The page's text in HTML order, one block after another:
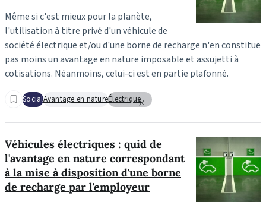
Même si c'est mieux pour la planète,
l'utilisation à titre privé d'un véhicule de
société électrique et/ou d'une borne de recharge n'en constitue
pas moins un avantage en nature imposable et assujetti à
cotisations. Néanmoins, celui-ci est en partie plafonné.
SocialAvantage en natureÉlectrique
Véhicules électriques : quid de
l'avantage en nature correspondant
à la mise à disposition d'une borne
de recharge par l'employeur